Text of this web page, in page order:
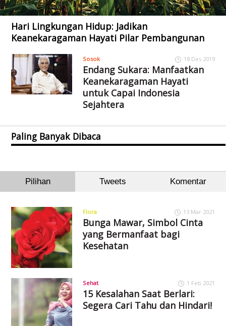
Hari Lingkungan Hidup: Jadikan
Keanekaragaman Hayati Pilar Pembangunan
Sosok 18 Des 2019
Endang Sukara: Manfaatkan
Keanekaragaman Hayati
untuk Capai Indonesia
Sejahtera
Paling Banyak Dibaca
Pilihan Tweets Komentar
Flora 13 Mar 2021
Bunga Mawar, Simbol Cinta
yang Bermanfaat bagi
Kesehatan
Sehat 1 Feb 2021
15 Kesalahan Saat Berlari:
Segera Cari Tahu dan Hindari!